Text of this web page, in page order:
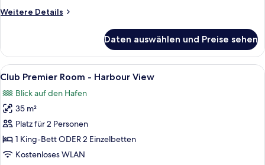
View
Weitere Details
Weitere
Deluxe
Room
-
View
Daten auswählen und Preise sehen
Alle
Fotos
für
Club
Premier
Room
-
Ein Hotelzimmer mit einem Bett,
11
Club Premier Room - Harbour View
Blick auf den Hafen
35 m²
Platz für 2 Personen
1 King-Bett ODER 2 Einzelbetten
Kostenloses WLAN